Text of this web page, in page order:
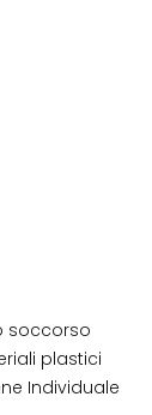
soccorso
plastici
Individuale